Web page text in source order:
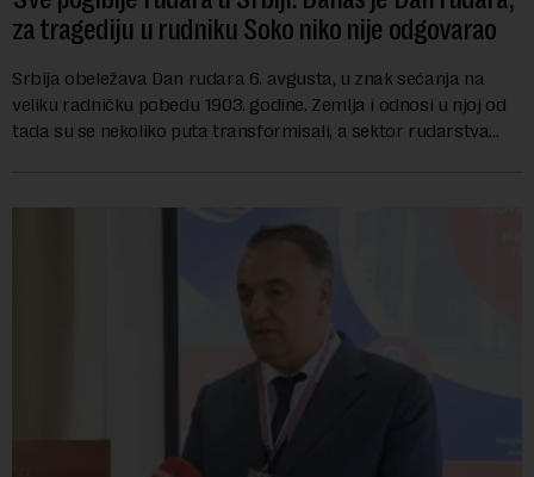
za tragediju u rudniku Soko niko nije odgovarao
Srbija obeležava Dan rudara 6. avgusta, u znak sećanja na
veliku radničku pobedu 1903. godine. Zemlja i odnosi u njoj od
tada su se nekoliko puta transformisali, a sektor rudarstva